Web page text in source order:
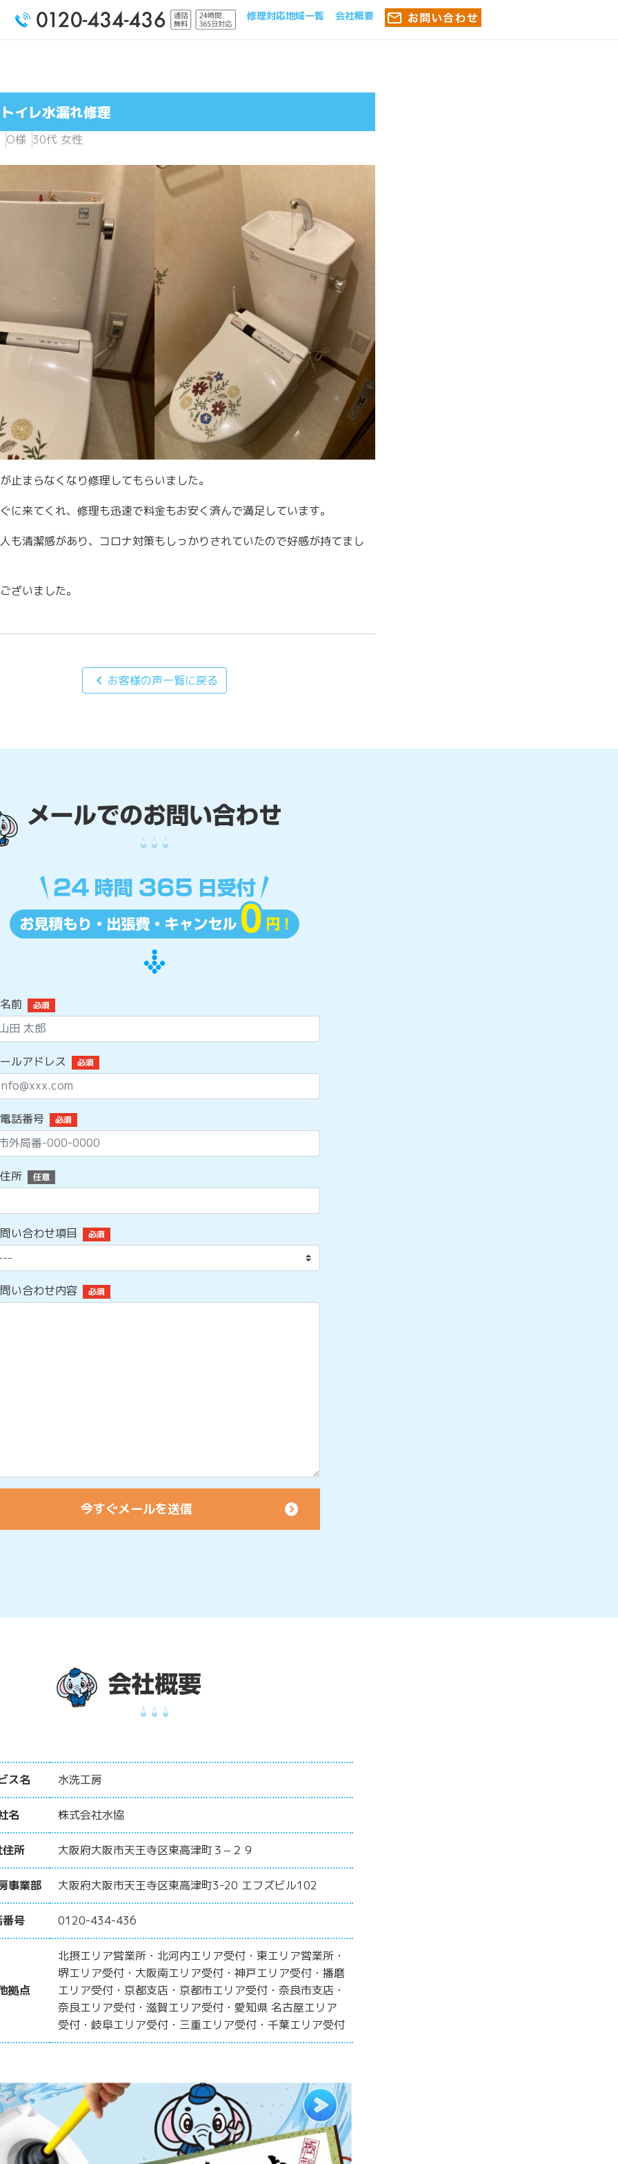
修理対応地域一覧 会社概要
イレ水漏れ修理
O様 30代 女性
止まらなくなり修理してもらいました。
に来てくれ、修理も迅速で料金もお安く済んで満足しています。
も清潔感があり、コロナ対策もしっかりされていたので好感が持てまし
ざいました。
chevron_left お客様の声一覧に戻る
前 必須
ルアドレス 必須
話番号 必須
所 任意
い合わせ項目 必須
い合わせ内容 必須
ス名 水洗工房
名 株式会社水協
所 大阪府大阪市天王寺区東高津町３−２９
事業部 大阪府大阪市天王寺区東高津町3-20 エフズビル102
号 0120-434-436
拠点
北摂エリア営業所・北河内エリア受付・東エリア営業所・
堺エリア受付・大阪南エリア受付・神戸エリア受付・播磨
エリア受付・京都支店・京都市エリア受付・奈良市支店・
奈良エリア受付・滋賀エリア受付・愛知県 名古屋エリア
受付・岐阜エリア受付・三重エリア受付・千葉エリア受付